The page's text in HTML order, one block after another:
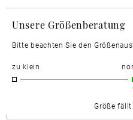
Unsere Größenberatung
Bitte beachten Sie den
zu klein
Größe